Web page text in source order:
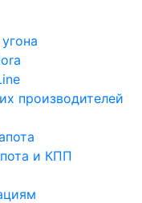
производителей
и КПП